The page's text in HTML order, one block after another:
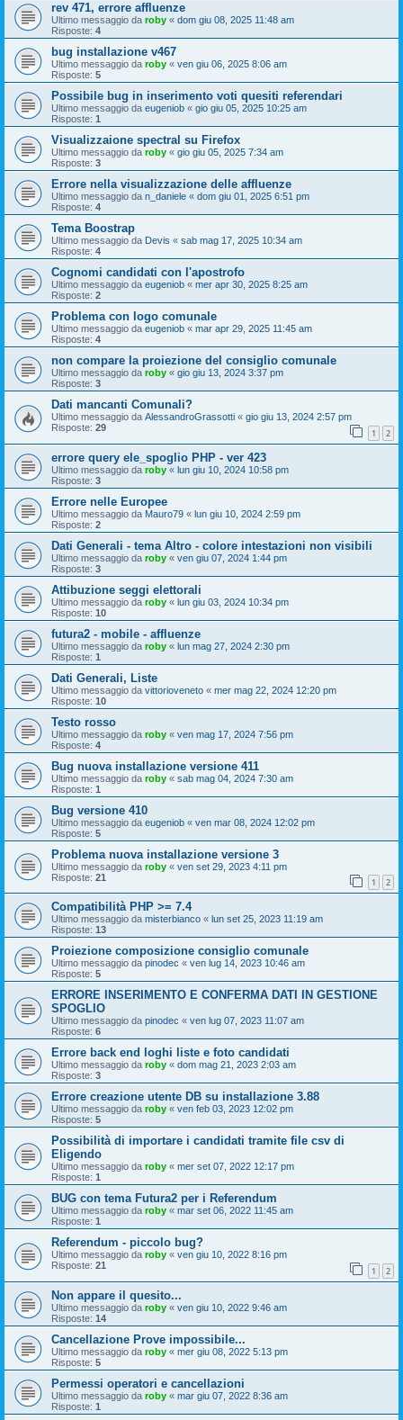
rev 471, errore affluenze
Ultimo messaggio da roby « dom giu 08, 2025 11:48 am
Risposte: 4
bug installazione v467
Ultimo messaggio da roby « ven giu 06, 2025 8:06 am
Risposte: 5
Possibile bug in inserimento voti quesiti referendari
Ultimo messaggio da eugeniob « gio giu 05, 2025 10:25 am
Risposte: 1
Visualizzaione spectral su Firefox
Ultimo messaggio da roby « gio giu 05, 2025 7:34 am
Risposte: 3
Errore nella visualizzazione delle affluenze
Ultimo messaggio da n_daniele « dom giu 01, 2025 6:51 pm
Risposte: 4
Tema Boostrap
Ultimo messaggio da Devis « sab mag 17, 2025 10:34 am
Risposte: 4
Cognomi candidati con l'apostrofo
Ultimo messaggio da eugeniob « mer apr 30, 2025 8:25 am
Risposte: 2
Problema con logo comunale
Ultimo messaggio da eugeniob « mar apr 29, 2025 11:45 am
Risposte: 4
non compare la proiezione del consiglio comunale
Ultimo messaggio da roby « gio giu 13, 2024 3:37 pm
Risposte: 3
Dati mancanti Comunali?
Ultimo messaggio da AlessandroGrassotti « gio giu 13, 2024 2:57 pm
Risposte: 29 1 2
errore query ele_spoglio PHP - ver 423
Ultimo messaggio da roby « lun giu 10, 2024 10:58 pm
Risposte: 3
Errore nelle Europee
Ultimo messaggio da Mauro79 « lun giu 10, 2024 2:59 pm
Risposte: 2
Dati Generali - tema Altro - colore intestazioni non visibili
Ultimo messaggio da roby « ven giu 07, 2024 1:44 pm
Risposte: 3
Attibuzione seggi elettorali
Ultimo messaggio da roby « lun giu 03, 2024 10:34 pm
Risposte: 10
futura2 - mobile - affluenze
Ultimo messaggio da roby « lun mag 27, 2024 2:30 pm
Risposte: 1
Dati Generali, Liste
Ultimo messaggio da vittorioveneto « mer mag 22, 2024 12:20 pm
Risposte: 10
Testo rosso
Ultimo messaggio da roby « ven mag 17, 2024 7:56 pm
Risposte: 4
Bug nuova installazione versione 411
Ultimo messaggio da roby « sab mag 04, 2024 7:30 am
Risposte: 1
Bug versione 410
Ultimo messaggio da eugeniob « ven mar 08, 2024 12:02 pm
Risposte: 5
Problema nuova installazione versione 3
Ultimo messaggio da roby « ven set 29, 2023 4:11 pm
Risposte: 21 1 2
Compatibilità PHP >= 7.4
Ultimo messaggio da misterbianco « lun set 25, 2023 11:19 am
Risposte: 13
Proiezione composizione consiglio comunale
Ultimo messaggio da pinodec « ven lug 14, 2023 10:46 am
Risposte: 5
ERRORE INSERIMENTO E CONFERMA DATI IN GESTIONE
SPOGLIO
Ultimo messaggio da pinodec « ven lug 07, 2023 11:07 am
Risposte: 6
Errore back end loghi liste e foto candidati
Ultimo messaggio da roby « dom mag 21, 2023 2:03 am
Risposte: 3
Errore creazione utente DB su installazione 3.88
Ultimo messaggio da roby « ven feb 03, 2023 12:02 pm
Risposte: 5
Possibilità di importare i candidati tramite file csv di
Eligendo
Ultimo messaggio da roby « mer set 07, 2022 12:17 pm
Risposte: 1
BUG con tema Futura2 per i Referendum
Ultimo messaggio da roby « mar set 06, 2022 11:45 am
Risposte: 1
Referendum - piccolo bug?
Ultimo messaggio da roby « ven giu 10, 2022 8:16 pm
Risposte: 21 1 2
Non appare il quesito...
Ultimo messaggio da roby « ven giu 10, 2022 9:46 am
Risposte: 14
Cancellazione Prove impossibile...
Ultimo messaggio da roby « mer giu 08, 2022 5:13 pm
Risposte: 5
Permessi operatori e cancellazioni
Ultimo messaggio da roby « mar giu 07, 2022 8:36 am
Risposte: 1